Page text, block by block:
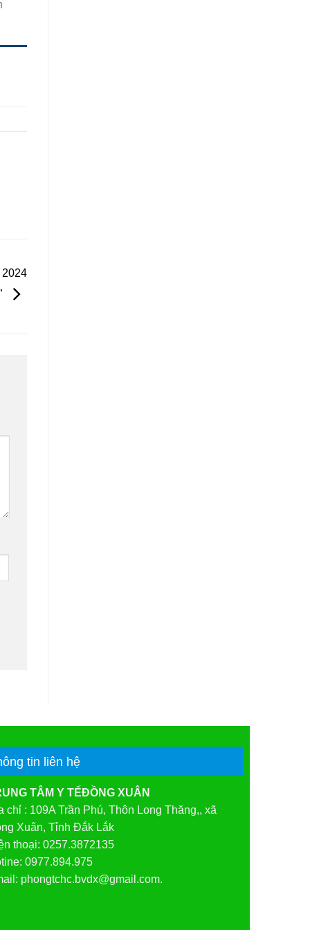
tin liên hệ
TÂM Y TẾĐỒNG XUÂN
chỉ : 109A Trần Phú, Thôn Long Thăng,, xã
Xuân, Tỉnh Đắk Lắk
thoại: 0257.3872135
0977.894.975
phongtchc.bvdx@gmail.com.